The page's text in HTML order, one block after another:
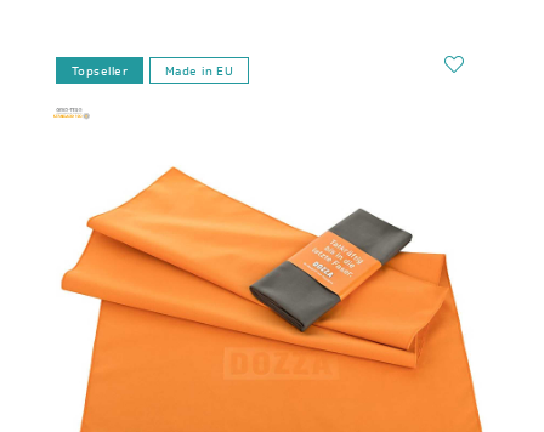
Topseller Made in EU